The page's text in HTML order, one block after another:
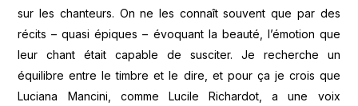
sur les chanteurs. On ne les connaît souvent que par des
récits – quasi épiques – évoquant la beauté, l’émotion que
leur chant était capable de susciter. Je recherche un
équilibre entre le timbre et le dire, et pour ça je crois que
Luciana Mancini, comme Lucile Richardot, a une voix